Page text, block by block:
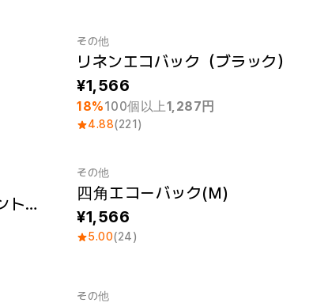
最小注文数量 1個
その他
リネンエコバック（ブラック）
1,566
18%100個以上1,287円
4.88(221)
トムス・キャンバスツートントート (S)
その他
四角エコーバック(Ｍ)
1,566
5.00(24)
その他